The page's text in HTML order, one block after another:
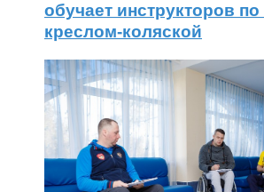
обучает инструкторов
креслом-коляской